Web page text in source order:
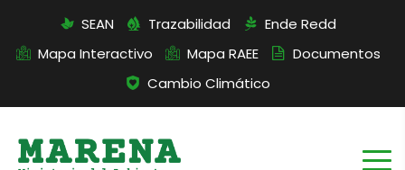
SEAN Trazabilidad
Ende Redd
Mapa Interactivo
Mapa RAEE
Documentos
Cambio Climático